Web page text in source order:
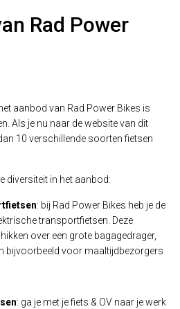
Rad Power
aanbod van Rad Power Bikes is
Als je nu naar de website van dit
10 verschillende soorten fietsen
diversiteit in het aanbod:
: bij Rad Power Bikes heb je de
transportfietsen. Deze
over een grote bagagedrager,
bijvoorbeeld voor maaltijdbezorgers
: ga je met je fiets & OV naar je werk